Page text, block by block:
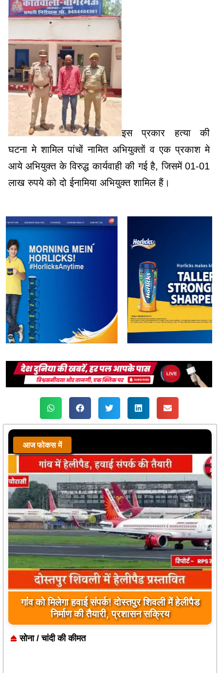
इस प्रकार हत्या की
घटना मे शामिल पांचों नामित अभियुक्तों व एक प्रकाश मे
आये अभियुक्त के विरुद्ध कार्यवाही की गई है, जिसमें 01-01
लाख रुपये को दो ईनामिया अभियुक्त शामिल हैं।
आज फोकस में
यूपी के बहराइच में बड़ा हादसा, कौड़ियाला नदी में नाव
पलटी, 17 लापता, एक का शव मिला
सोना / चांदी की कीमत